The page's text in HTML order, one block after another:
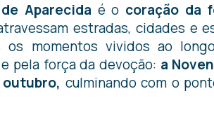
Aparecida é o coração da
estradas, cidades e
os momentos vividos ao
e pela força da devoção: a
culminando com o